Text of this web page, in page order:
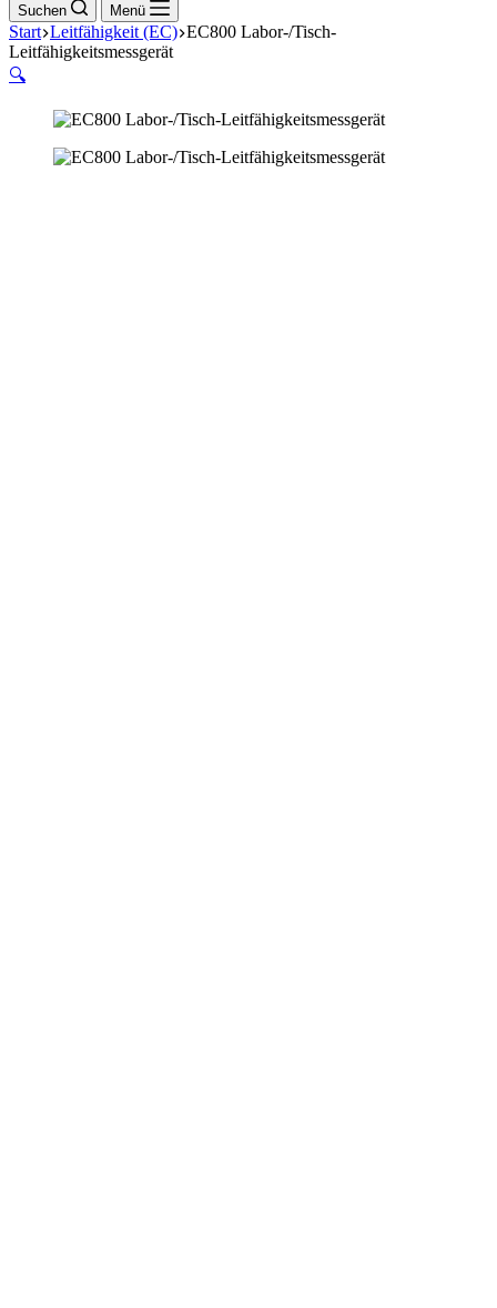
Suchen Menü
Start Leitfähigkeit (EC) EC800 Labor-/Tisch-
Leitfähigkeitsmessgerät
🔍